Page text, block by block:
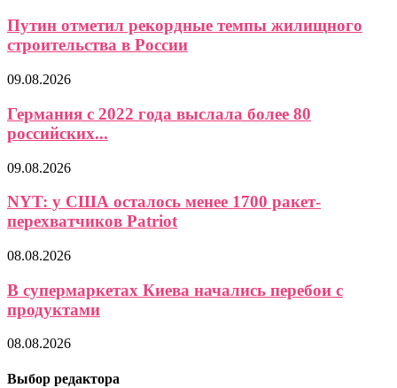
Путин отметил рекордные темпы жилищного
строительства в России
09.08.2026
Германия с 2022 года выслала более 80
российских...
09.08.2026
NYT: у США осталось менее 1700 ракет-
перехватчиков Patriot
08.08.2026
В супермаркетах Киева начались перебои с
продуктами
08.08.2026
Выбор редактора